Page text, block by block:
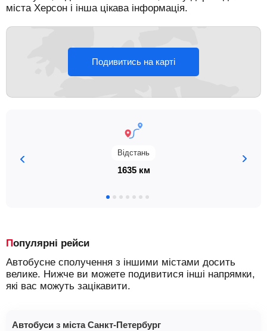
міста Херсон і інша цікава інформація.
Подивитись на карті
Відстань
1635 км
Популярні рейси
Автобусне сполучення з іншими містами досить
велике. Нижче ви можете подивитися інші напрямки,
які вас можуть зацікавити.
Автобуси з міста Санкт-Петербург